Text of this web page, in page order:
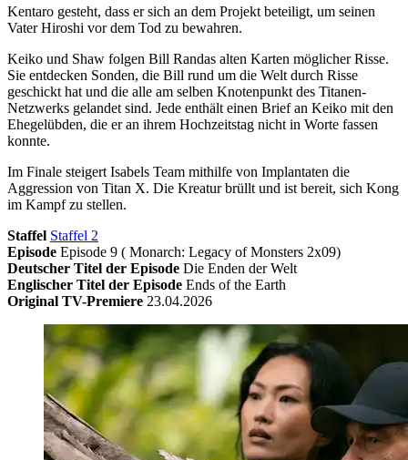
Kentaro gesteht, dass er sich an dem Projekt beteiligt, um seinen
Vater Hiroshi vor dem Tod zu bewahren.
Keiko und Shaw folgen Bill Randas alten Karten möglicher Risse.
Sie entdecken Sonden, die Bill rund um die Welt durch Risse
geschickt hat und die alle am selben Knotenpunkt des Titanen-
Netzwerks gelandet sind. Jede enthält einen Brief an Keiko mit den
Ehegelübden, die er an ihrem Hochzeitstag nicht in Worte fassen
konnte.
Im Finale steigert Isabels Team mithilfe von Implantaten die
Aggression von Titan X. Die Kreatur brüllt und ist bereit, sich Kong
im Kampf zu stellen.
Staffel Staffel 2
Episode Episode 9 ( Monarch: Legacy of Monsters 2x09)
Deutscher Titel der Episode Die Enden der Welt
Englischer Titel der Episode Ends of the Earth
Original TV-Premiere 23.04.2026